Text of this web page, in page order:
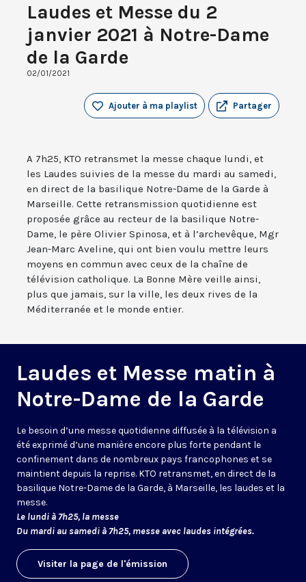
Laudes et Messe du 2
janvier 2021 à Notre-Dame
de la Garde
02/01/2021
Partager
Ajouter à ma playlist
A 7h25, KTO retransmet la messe chaque lundi, et
les Laudes suivies de la messe du mardi au samedi,
en direct de la basilique Notre-Dame de la Garde à
Marseille. Cette retransmission quotidienne est
proposée grâce au recteur de la basilique Notre-
Dame, le père Olivier Spinosa, et à l’archevêque, Mgr
Jean-Marc Aveline, qui ont bien voulu mettre leurs
moyens en commun avec ceux de la chaîne de
télévision catholique. La Bonne Mère veille ainsi,
plus que jamais, sur la ville, les deux rives de la
Méditerranée et le monde entier.
Laudes et Messe matin à
Notre-Dame de la Garde
Le besoin d’une messe quotidienne diffusée à la télévision a
été exprimé d’une manière encore plus forte pendant le
confinement dans de nombreux pays francophones et se
maintient depuis la reprise. KTO retransmet, en direct de la
basilique Notre-Dame de la Garde, à Marseille, les laudes et la
messe.
Le lundi à 7h25, la messe
Du mardi au samedi à 7h25, messe avec laudes intégrées.
Visiter la page de l'émission